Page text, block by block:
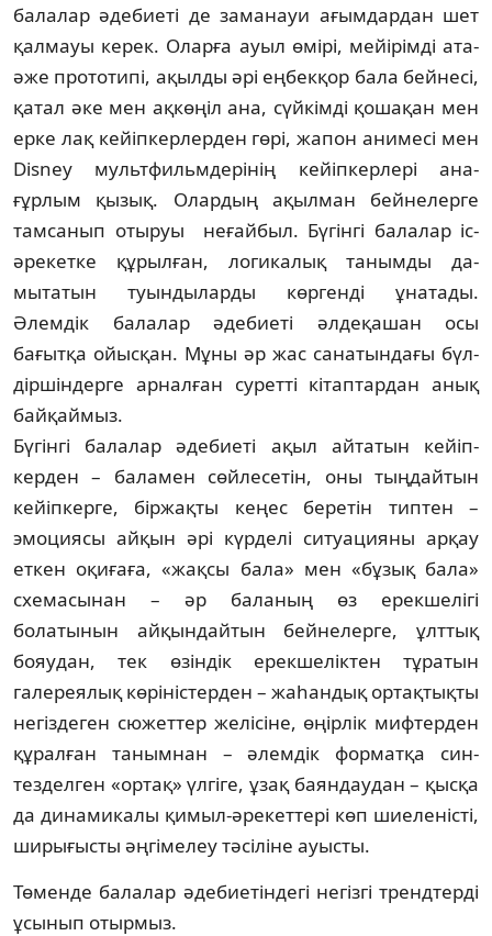
бала­лар әдебиеті де заманауи ағым­дардан шет
қалмауы ке­рек. Оларға ауыл өмірі, мейі­рімді ата-
әже про­тотипі, ақыл­ды әрі ең­бекқор бала бей­несі,
қатал әке мен ақ­көңіл ана, сүйкімді қо­шақан мен
ерке лақ кейіп­керлерден гөрі, жапон анимесі мен
Disney мультфильм­дері­нің кейіпкер­лері ана­
ғұрлым қызық. Олар­дың ақылман бей­нелерге
тамсанып отыруы неғайбыл. Бү­гін­гі балалар іс-
әре­кетке құрыл­ған, логи­ка­лық танымды да­
мытатын туындыларды көргенді ұна­тады.
Әлемдік балалар әде­бие­ті әлдеқа­шан осы
бағытқа ойысқан. Мұны әр жас санатындағы бүл­
дір­шін­дерге ар­нал­ған суретті кітаптардан анық
бай­қай­мыз.
Бүгінгі балалар әдебиеті ақыл айта­тын кейіп­
керден – баламен сөйлесетін, оны тың­­дайтын
кейіпкерге, біржақты кеңес бе­ретін типтен –
эмоциясы айқын әрі күр­де­лі ситуацияны арқау
еткен оқи­ғаға, «жақ­­­сы бала» мен «бұзық бала»
схе­масынан – әр ба­­ланың өз ерекшелігі
болатынын ай­қын­дай­тын бейнелерге, ұлттық
бояудан, тек өзін­дік ерекшеліктен тұратын
галереялық кө­ріністерден – жаһан­дық ортақтықты
не­гіздеген сю­жет­тер желісіне, өңірлік миф­терден
құрал­ған танымнан – әлемдік фор­матқа син­
тезделген «ортақ» үлгіге, ұзақ баян­­­даудан – қысқа
да динамикалы қи­мыл-әре­кеттері көп шиеленісті,
ширы­ғыс­ты әң­гі­­мелеу тәсіліне ауысты.
Төменде балалар әдебиетіндегі негізгі трендтерді
ұсынып отырмыз.